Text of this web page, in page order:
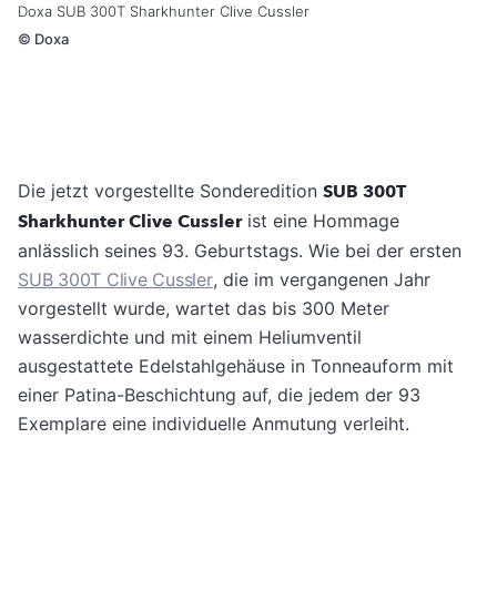
Doxa SUB 300T Sharkhunter Clive Cussler
© Doxa
Die jetzt vorgestellte Sonderedition SUB 300T
Sharkhunter Clive Cusslerist eine Hommage
anlässlich seines 93. Geburtstags. Wie bei der ersten
SUB 300T Clive Cussler, die im vergangenen Jahr
vorgestellt wurde, wartet das bis 300 Meter
wasserdichte und mit einem Heliumventil
ausgestattete Edelstahlgehäuse in Tonneauform mit
einer Patina-Beschichtung auf, die jedem der 93
Exemplare eine individuelle Anmutung verleiht.